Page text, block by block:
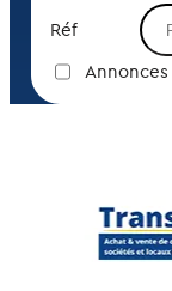
Réf